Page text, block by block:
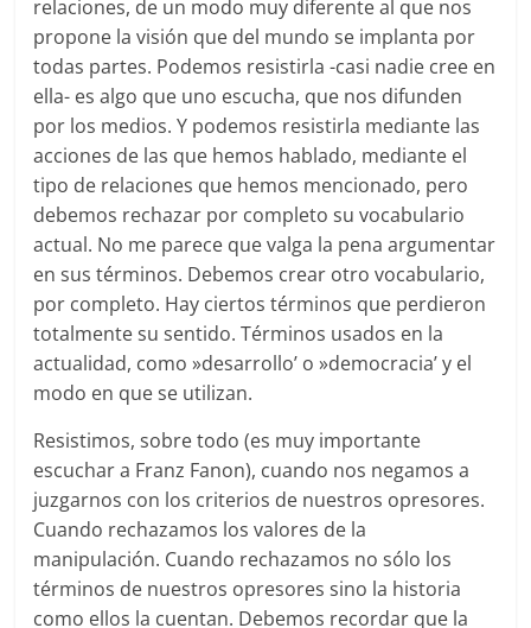
relaciones, de un modo muy diferente al que nos
propone la visión que del mundo se implanta por
todas partes. Podemos resistirla -casi nadie cree en
ella- es algo que uno escucha, que nos difunden
por los medios. Y podemos resistirla mediante las
acciones de las que hemos hablado, mediante el
tipo de relaciones que hemos mencionado, pero
debemos rechazar por completo su vocabulario
actual. No me parece que valga la pena argumentar
en sus términos. Debemos crear otro vocabulario,
por completo. Hay ciertos términos que perdieron
totalmente su sentido. Términos usados en la
actualidad, como »desarrollo’ o »democracia’ y el
modo en que se utilizan.
Resistimos, sobre todo (es muy importante
escuchar a Franz Fanon), cuando nos negamos a
juzgarnos con los criterios de nuestros opresores.
Cuando rechazamos los valores de la
manipulación. Cuando rechazamos no sólo los
términos de nuestros opresores sino la historia
como ellos la cuentan. Debemos recordar que la